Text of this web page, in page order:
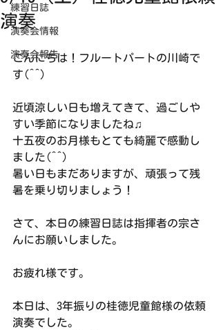
練習日誌
演奏会情報
演奏会報告
演奏
こんにちは！フルートパートの川崎で
す(^^)
近頃涼しい日も増えてきて、過ごしや
すい季節になりましたね♫
十五夜のお月様もとても綺麗で感動し
ました(^^)
暑い日もまだありますが、頑張って残
暑を乗り切りましょう！
さて、本日の練習日誌は指揮者の宗さ
んにお願いしました。
お疲れ様です。
本日は、3年振りの桂徳児童館様の依頼
演奏でした。